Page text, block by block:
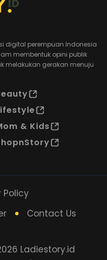
digital perempuan Indonesia
membentuk opini publik
melakukan gerakan menuju
& Kids
Policy
Contact Us
Ladiestory.id